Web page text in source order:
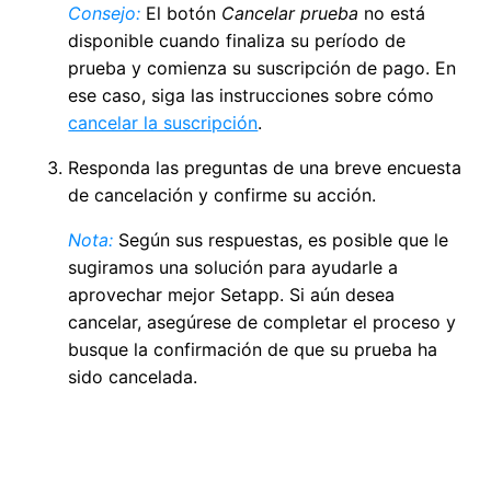
Consejo: El botón Cancelar prueba no está
disponible cuando finaliza su período de
prueba y comienza su suscripción de pago. En
ese caso, siga las instrucciones sobre cómo
cancelar la suscripción.
Responda las preguntas de una breve encuesta
de cancelación y confirme su acción.
Nota: Según sus respuestas, es posible que le
sugiramos una solución para ayudarle a
aprovechar mejor Setapp. Si aún desea
cancelar, asegúrese de completar el proceso y
busque la confirmación de que su prueba ha
sido cancelada.